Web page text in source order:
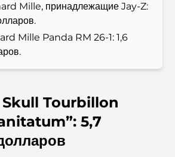
семей
районе Business Bay, Дубай: ваш
вкуса и пейзажа.
на Бурдж-аль-Араб: Изысканные
Mille, принадлежащие Jay-Z:
Mille Panda RM 26-1: 1,6
Skull Tourbillon
5,7